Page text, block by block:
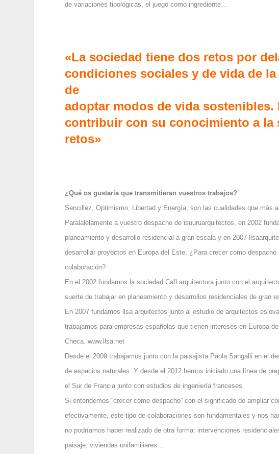
de variaciones tipológicas, el juego como ingrediente…
«La sociedad tiene dos retos por
condiciones sociales y de vida de
de
adoptar modos de vida sostenibles.
contribuir con su conocimiento a la
retos»
¿Qué os gustaría que transmitieran vuestros trabajos?
Sencillez, Optimismo, Libertad y Energía, son las cualidades que más
Paralalelamente a vuestro despacho de isuuruarquitectos, en 2002
planeamiento y desarrollo residencial a gran escala y en 2007
desarrollar proyectos en Europa del Este. ¿Para crecer como
colaboración?
En el 2002 fundamos la sociedad Cafl arquitectura junto con el
suerte de trabajar en planeamiento y desarrollos residenciales de gran
En 2007 fundamos llsa arquitectos junto al estudio de arquitectos
trabajamos para empresas españolas que tienen intereses en Europa
Checa. www.llsa.net
Desde el 2009 trabajamos junto con la paisajista Paola Sangalli en el
de espacios naturales. Y desde el 2012 hemos iniciado una línea de
el Sur de Francia junto con estudios de ingeniería franceses.
Si entendemos “crecer como despacho” con el significado de ampliar
efectivamente, este tipo de colaboraciones son fundamentales y nos
no podríamos haber realizado de otra forma: intervenciones
paisaje, viviendas unifamiliares…